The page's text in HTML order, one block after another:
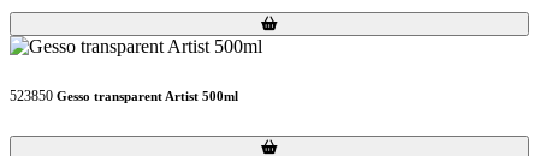
Loading...
Loading...
523850 Gesso transparent Artist 500ml
Loading...
Loading...